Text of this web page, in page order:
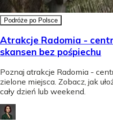
Podróże po Polsce
Atrakcje Radomia -
skansen bez pośpiechu
Poznaj atrakcje Radomia -
zielone miejsca. Zobacz, jak
cały dzień lub weekend.